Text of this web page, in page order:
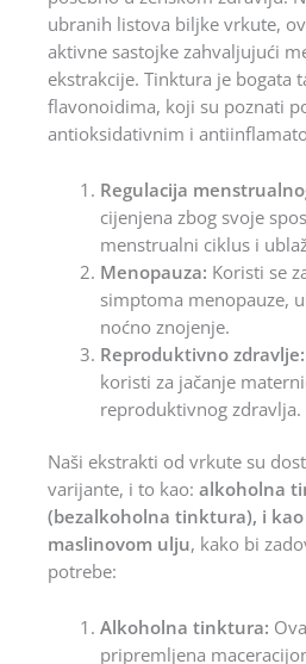
ubranih listova biljke vrkute,
aktivne sastojke zahvaljujući
ekstrakcije. Tinktura je bogata
flavonoidima, koji su poznati
antioksidativnim i
Regulacija
cijenjena zbog svoje
menstrualni ciklus i
Menopauza: Koristi se
simptoma menopauze,
noćno znojenje.
Reproduktivno zdravlje:
koristi za jačanje
reproduktivnog zdravlja.
Naši ekstrakti od vrkute su
varijante, i to kao: alkoholna
(bezalkoholna tinktura), i
maslinovom ulju, kako bi
potrebe:
Alkoholna tinktura:
pripremljena